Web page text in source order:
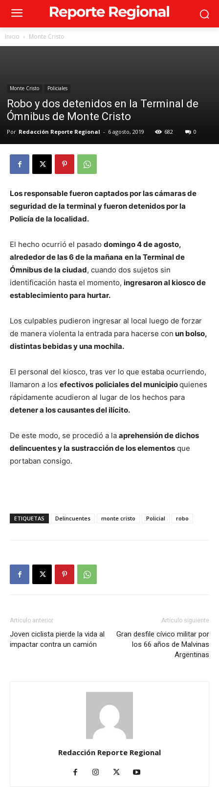
Inicio Monte Cristo
Monte Cristo Policiales
Robo y dos detenidos en la Terminal de
Ómnibus de Monte Cristo
Por Redacción Reporte Regional - 6 agosto, 2019 682 0
Los responsable fueron captados por las cámaras de
seguridad de la terminal y fueron detenidos por la
Policía de la localidad.
El hecho ocurrió el pasado domingo 4 de agosto,
alrededor de las 6 de la mañana en la Terminal de
Ómnibus de la ciudad, cuando dos sujetos sin
identificación hasta el momento, ingresaron al kiosco de
establecimiento para hurtar.
Los culpables pudieron ingresar al local luego de forzar
de manera violenta la entrada para hacerse con un bolso,
distintas bebidas y una mochila.
El personal del kiosco, tras ver lo que estaba ocurriendo,
llamaron a los efectivos policiales del municipioquienes
rápidamente acudieron al lugar de los hechos para
detener a los causantes del ilícito.
De este modo, se procedió a la aprehensión de dichos
delincuentes y la sustracción de los elementos que
portaban consigo.
ETIQUETAS Delincuentes monte cristo Policial robo
Artículo anterior
Joven ciclista pierde la vida al
impactar contra un camión
Artículo siguiente
Gran desfile cívico militar por
los 66 años de Malvinas
Argentinas
Redacción Reporte Regional